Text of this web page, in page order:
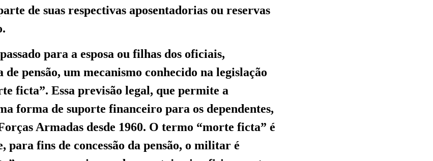
de suas respectivas aposentadorias ou reservas
para a esposa ou filhas dos oficiais,
de pensão, um mecanismo conhecido na legislação
ficta”. Essa previsão legal, que permite a
forma de suporte financeiro para os dependentes,
Armadas desde 1960. O termo “morte ficta” é
para fins de concessão da pensão, o militar é